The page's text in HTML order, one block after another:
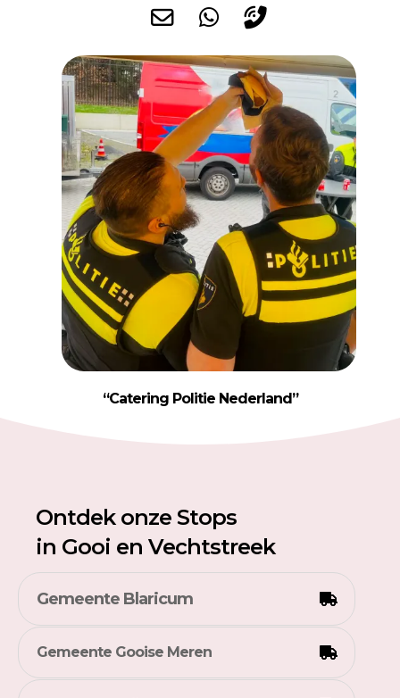
“Catering Politie Nederland”
Ontdek onze Stops
in Gooi en Vechtstreek
Gemeente Blaricum
Gemeente Gooise Meren